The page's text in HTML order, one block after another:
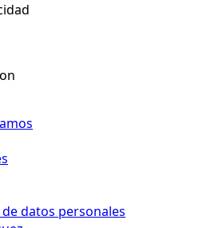
datos personales